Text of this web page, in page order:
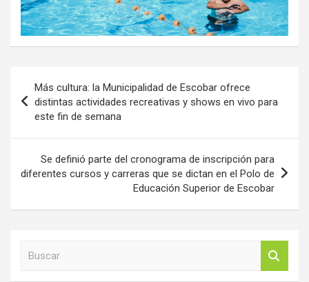
de
entradas
Más cultura: la Municipalidad de Escobar ofrece
distintas actividades recreativas y shows en vivo para
este fin de semana
Se definió parte del cronograma de inscripción para
diferentes cursos y carreras que se dictan en el Polo de
Educación Superior de Escobar